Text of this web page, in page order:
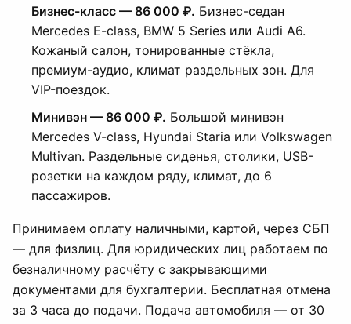
Бизнес-класс — 86 000 ₽. Бизнес-седан
Mercedes E-class, BMW 5 Series или Audi A6.
Кожаный салон, тонированные стёкла,
премиум-аудио, климат раздельных зон. Для
VIP-поездок.
Минивэн — 86 000 ₽. Большой минивэн
Mercedes V-class, Hyundai Staria или Volkswagen
Multivan. Раздельные сиденья, столики, USB-
розетки на каждом ряду, климат, до 6
пассажиров.
Принимаем оплату наличными, картой, через СБП
— для физлиц. Для юридических лиц работаем по
безналичному расчёту с закрывающими
документами для бухгалтерии. Бесплатная отмена
за 3 часа до подачи. Подача автомобиля — от 30